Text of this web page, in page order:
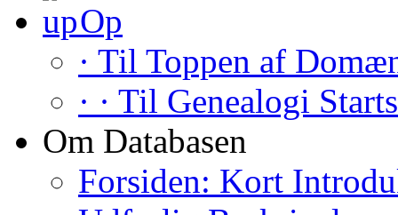
Op
· Til Toppen af
· · Til Genealogi
Om Databasen
Forsiden: Kort